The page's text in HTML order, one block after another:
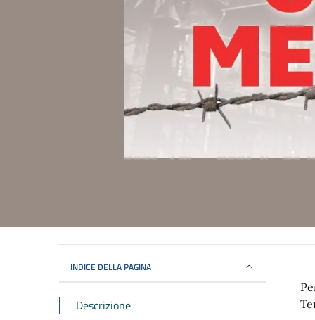
INDICE DELLA PAGINA
Descrizione